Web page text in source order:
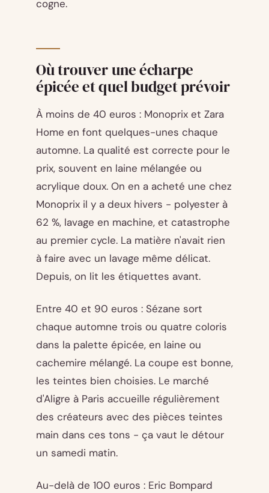
cogne.
Où trouver une écharpe
épicée et quel budget prévoir
À moins de 40 euros : Monoprix et Zara
Home en font quelques-unes chaque
automne. La qualité est correcte pour le
prix, souvent en laine mélangée ou
acrylique doux. On en a acheté une chez
Monoprix il y a deux hivers - polyester à
62 %, lavage en machine, et catastrophe
au premier cycle. La matière n'avait rien
à faire avec un lavage même délicat.
Depuis, on lit les étiquettes avant.
Entre 40 et 90 euros : Sézane sort
chaque automne trois ou quatre coloris
dans la palette épicée, en laine ou
cachemire mélangé. La coupe est bonne,
les teintes bien choisies. Le marché
d'Aligre à Paris accueille régulièrement
des créateurs avec des pièces teintes
main dans ces tons - ça vaut le détour
un samedi matin.
Au-delà de 100 euros : Eric Bompard